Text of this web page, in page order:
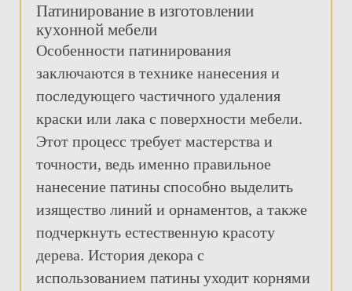
Патинирование в изготовлении
кухонной мебели
Особенности патинирования
заключаются в технике нанесения и
последующего частичного удаления
краски или лака с поверхности мебели.
Этот процесс требует мастерства и
точности, ведь именно правильное
нанесение патины способно выделить
изящество линий и орнаментов, а также
подчеркнуть естественную красоту
дерева. История декора с
использованием патины уходит корнями